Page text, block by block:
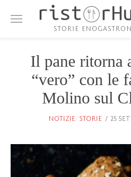
STORIE
Il pane ritorna
“vero” con le
Molino sul
NOTIZIE/ STORIE 25